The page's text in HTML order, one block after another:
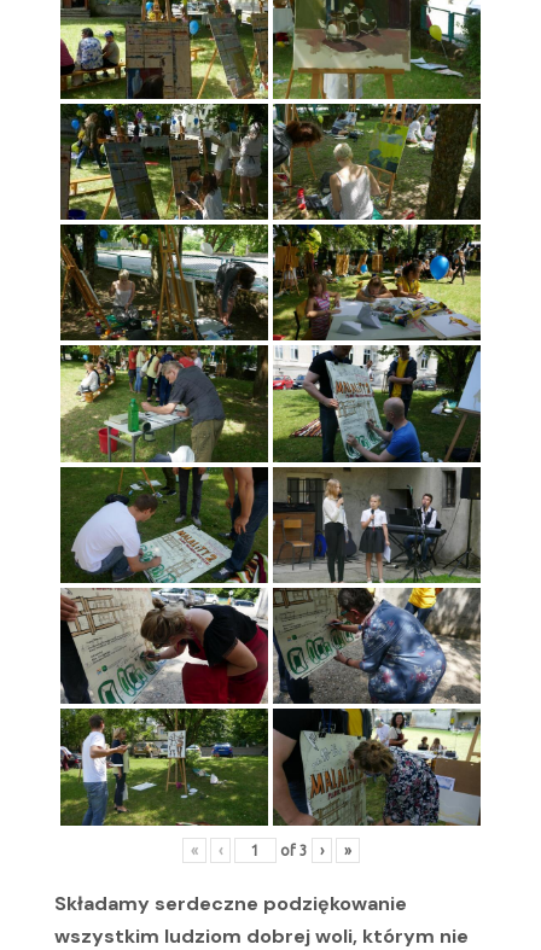
« ‹ of 3 › »
Składamy serdeczne podziękowanie
wszystkim ludziom dobrej woli, którym nie